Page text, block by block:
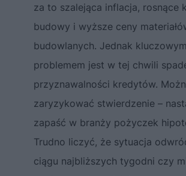
za to szalejąca inflacja, rosnące
budowy i wyższe ceny
budowlanych. Jednak kluczowym
problemem jest w tej chwili
przyznawalności kredytów.
zaryzykować stwierdzenie –
zapaść w branży pożyczek
Trudno liczyć, że sytuacja
ciągu najbliższych tygodni czy